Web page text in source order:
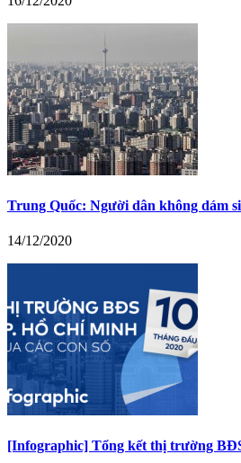
Trung Quốc: Người dân không dám
14/12/2020
[Infographic] Tổng kết thị trường